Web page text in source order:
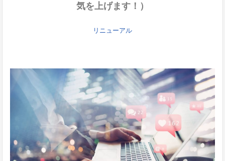
気を上げます！）
リニューアル